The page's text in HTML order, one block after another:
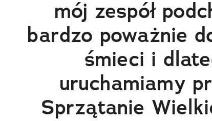
mój zespół
bardzo poważnie
śmieci i
uruchamiamy
Sprzątanie